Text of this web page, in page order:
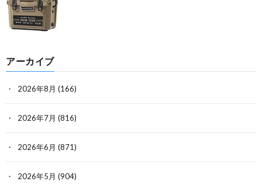
アーカイブ
2026年8月 (166)
2026年7月 (816)
2026年6月 (871)
2026年5月 (904)